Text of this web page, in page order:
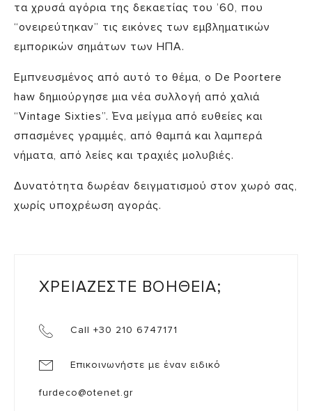
τα χρυσά αγόρια της δεκαετίας του ’60, που
“ονειρεύτηκαν” τις εικόνες των εμβληματικών
εμπορικών σημάτων των ΗΠΑ.
Εμπνευσμένος από αυτό το θέμα, ο De Poortere
haw δημιούργησε μια νέα συλλογή από χαλιά
“Vintage Sixties”. Ένα μείγμα από ευθείες και
σπασμένες γραμμές, από θαμπά και λαμπερά
νήματα, από λείες και τραχιές μολυβιές.
Δυνατότητα δωρέαν δειγματισμού στον χωρό σας,
χωρίς υποχρέωση αγοράς.
ΧΡΕΙΑΖΕΣΤΕ ΒΟΗΘΕΙΑ;
Call +30 210 6747171
Επικοινωνήστε με έναν ειδικό
furdeco@otenet.gr